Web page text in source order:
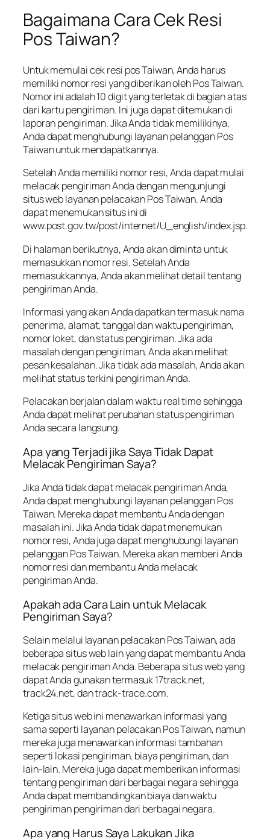
Bagaimana Cara Cek Resi
Pos Taiwan?
Untuk memulai cek resi pos Taiwan, Anda harus
memiliki nomor resi yang diberikan oleh Pos Taiwan.
Nomor ini adalah 10 digit yang terletak di bagian atas
dari kartu pengiriman. Ini juga dapat ditemukan di
laporan pengiriman. Jika Anda tidak memilikinya,
Anda dapat menghubungi layanan pelanggan Pos
Taiwan untuk mendapatkannya.
Setelah Anda memiliki nomor resi, Anda dapat mulai
melacak pengiriman Anda dengan mengunjungi
situs web layanan pelacakan Pos Taiwan. Anda
dapat menemukan situs ini di
www.post.gov.tw/post/internet/U_english/index.jsp.
Di halaman berikutnya, Anda akan diminta untuk
memasukkan nomor resi. Setelah Anda
memasukkannya, Anda akan melihat detail tentang
pengiriman Anda.
Informasi yang akan Anda dapatkan termasuk nama
penerima, alamat, tanggal dan waktu pengiriman,
nomor loket, dan status pengiriman. Jika ada
masalah dengan pengiriman, Anda akan melihat
pesan kesalahan. Jika tidak ada masalah, Anda akan
melihat status terkini pengiriman Anda.
Pelacakan berjalan dalam waktu real time sehingga
Anda dapat melihat perubahan status pengiriman
Anda secara langsung.
Apa yang Terjadi jika Saya Tidak Dapat
Melacak Pengiriman Saya?
Jika Anda tidak dapat melacak pengiriman Anda,
Anda dapat menghubungi layanan pelanggan Pos
Taiwan. Mereka dapat membantu Anda dengan
masalah ini. Jika Anda tidak dapat menemukan
nomor resi, Anda juga dapat menghubungi layanan
pelanggan Pos Taiwan. Mereka akan memberi Anda
nomor resi dan membantu Anda melacak
pengiriman Anda.
Apakah ada Cara Lain untuk Melacak
Pengiriman Saya?
Selain melalui layanan pelacakan Pos Taiwan, ada
beberapa situs web lain yang dapat membantu Anda
melacak pengiriman Anda. Beberapa situs web yang
dapat Anda gunakan termasuk 17track.net,
track24.net, dan track-trace.com.
Ketiga situs web ini menawarkan informasi yang
sama seperti layanan pelacakan Pos Taiwan, namun
mereka juga menawarkan informasi tambahan
seperti lokasi pengiriman, biaya pengiriman, dan
lain-lain. Mereka juga dapat memberikan informasi
tentang pengiriman dari berbagai negara sehingga
Anda dapat membandingkan biaya dan waktu
pengiriman pengiriman dari berbagai negara.
Apa yang Harus Saya Lakukan Jika